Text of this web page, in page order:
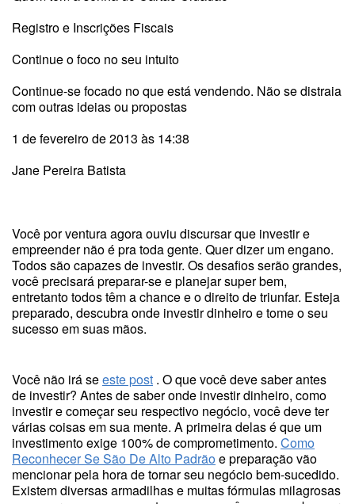
Registro e Inscrições Fiscais
Continue o foco no seu intuito
Continue-se focado no que está vendendo. Não se distraia
com outras ideias ou propostas
1 de fevereiro de 2013 às 14:38
Jane Pereira Batista
Você por ventura agora ouviu discursar que investir e
empreender não é pra toda gente. Quer dizer um engano.
Todos são capazes de investir. Os desafios serão grandes,
você precisará preparar-se e planejar super bem,
entretanto todos têm a chance e o direito de triunfar. Esteja
preparado, descubra onde investir dinheiro e tome o seu
sucesso em suas mãos.
Você não irá seeste post . O que você deve saber antes
de investir? Antes de saber onde investir dinheiro, como
investir e começar seu respectivo negócio, você deve ter
várias coisas em sua mente. A primeira delas é que um
investimento exige 100% de comprometimento. Como
Reconhecer Se São De Alto Padrãoe preparação vão
mencionar pela hora de tornar seu negócio bem-sucedido.
Existem diversas armadilhas e muitas fórmulas milagrosas